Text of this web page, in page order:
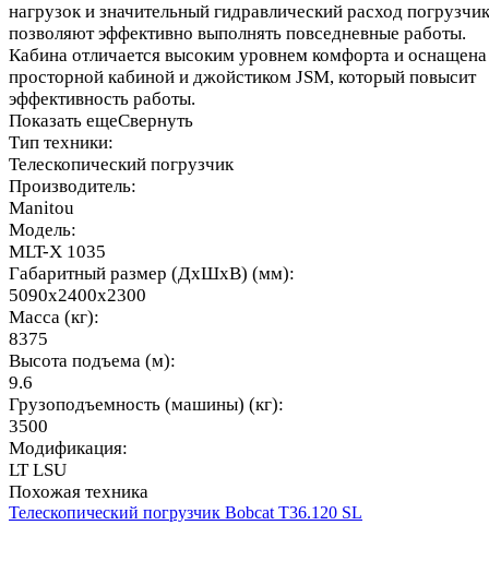
нагрузок и значительный гидравлический расход
позволяют эффективно выполнять повседневные работы.
Кабина отличается высоким уровнем комфорта и оснащена
просторной кабиной и джойстиком JSM, который повысит
эффективность работы.
Показать ещеСвернуть
Тип техники:
Телескопический погрузчик
Производитель:
Manitou
Модель:
MLT-X 1035
Габаритный размер (ДхШхВ) (мм):
5090x2400x2300
Масса (кг):
8375
Высота подъема (м):
9.6
Грузоподъемность (машины) (кг):
3500
Модификация:
LT LSU
Похожая техника
Телескопический погрузчик Bobcat T36.120 SL